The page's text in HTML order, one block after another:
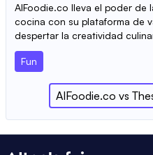
AIFoodie.co lleva el poder de
cocina con su plataforma de
despertar la creatividad
Fun
AIFoodie.co vs